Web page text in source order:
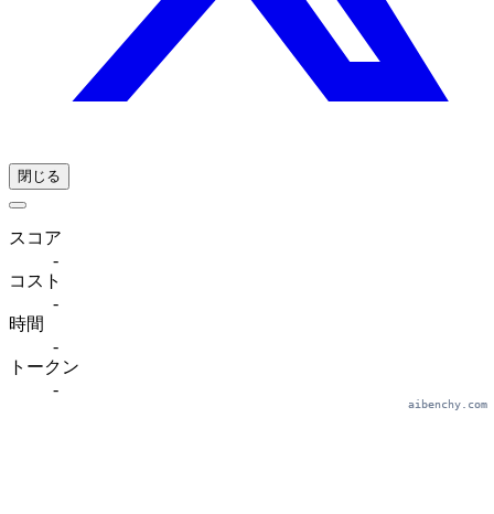
閉じる
スコア
-
コスト
-
時間
-
トークン
-